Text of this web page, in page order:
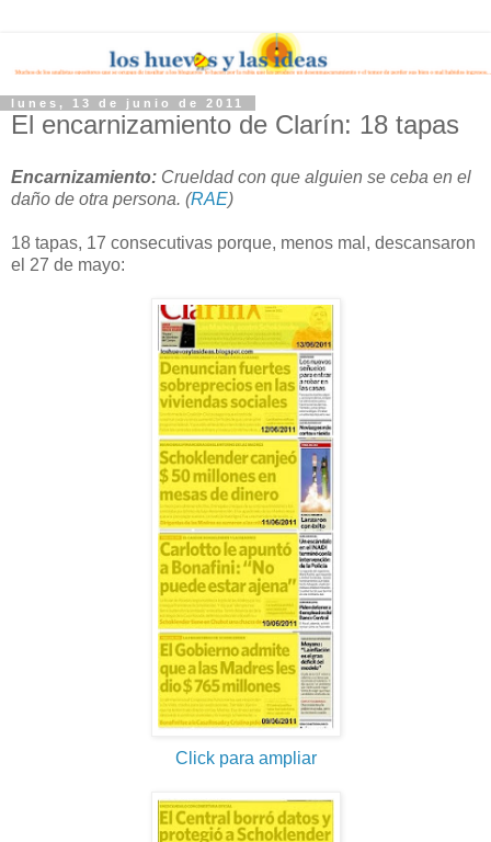
lunes, 13 de junio de 2011
El encarnizamiento de Clarín: 18 tapas
Encarnizamiento: Crueldad con que alguien se ceba en el
daño de otra persona. (RAE)
18 tapas, 17 consecutivas porque, menos mal, descansaron
el 27 de mayo:
Click para ampliar